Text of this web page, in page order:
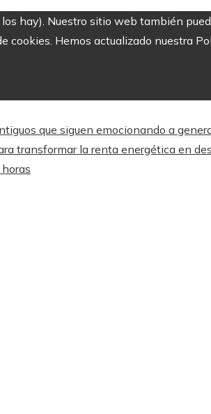
hay). Nuestro sitio web también
cookies. Hemos actualizado nuestra
que siguen emocionando a
transformar la renta energética en